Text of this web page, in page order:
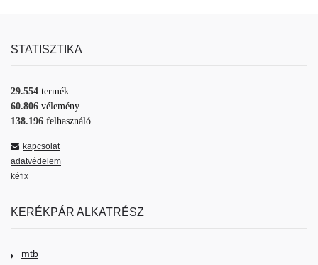
STATISZTIKA
29.554 termék
60.806 vélemény
138.196 felhasználó
kapcsolat
adatvédelem
kéfix
KERÉKPÁR ALKATRÉSZ
mtb